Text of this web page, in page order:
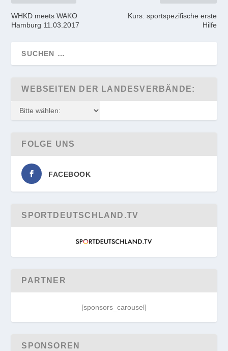
WHKD meets WAKO
Hamburg 11.03.2017
Kurs: sportspezifische erste
Hilfe
WEBSEITEN DER LANDESVERBÄNDE:
FOLGE UNS
FACEBOOK
SPORTDEUTSCHLAND.TV
PARTNER
[sponsors_carousel]
SPONSOREN